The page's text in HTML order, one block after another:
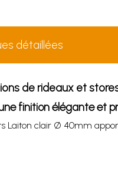
détaillées
de rideaux et
finition élégante et
Laiton clair Ø 40mm